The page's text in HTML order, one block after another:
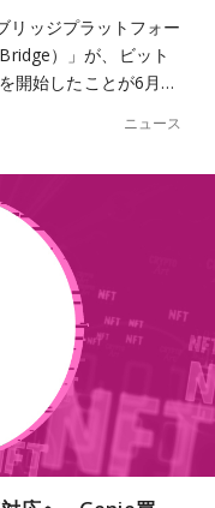
リッジプラットフォー
）」が、ビット
開始したことが6月…
ニュース